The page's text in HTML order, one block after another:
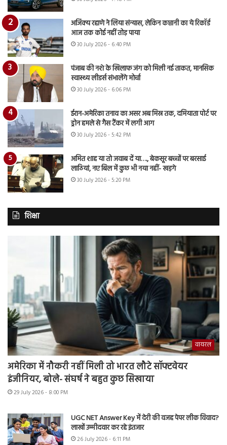
अजिंक्य रहाणे ने लिया संन्यास, लेकिन कप्तानी का ये रिकॉर्ड
आज तक कोई नहीं तोड़ पाया
30 July 2026 - 6:40 PM
पंजाब की नशे के खिलाफ जंग को मिली नई ताकत, मानसिक
स्वास्थ्य लीडर्स संभालेंगे मोर्चा
30 July 2026 - 6:06 PM
ईरान-अमेरिका तनाव का असर अब मिस्र तक, दमियाता पोर्ट पर
ड्रोन हमले से गैस टैंकर में लगी आग
30 July 2026 - 5:42 PM
अमित शाह या तो जवाब दें या…., बेकसूर बच्चों पर बरसाई
लाठियां, नए बिल में कुछ भी नया नहीं- खड़गे
30 July 2026 - 5:20 PM
शिक्षा
वायरल
अमेरिका में नौकरी नहीं मिली तो भारत लौटे सॉफ्टवेयर
इंजीनियर, बोले- संघर्ष ने बहुत कुछ सिखाया
29 July 2026 - 8:00 PM
UGC NET Answer Key में देरी की वजह पेपर लीक विवाद?
लाखों उम्मीदवार कर रहे इंतजार
26 July 2026 - 6:11 PM